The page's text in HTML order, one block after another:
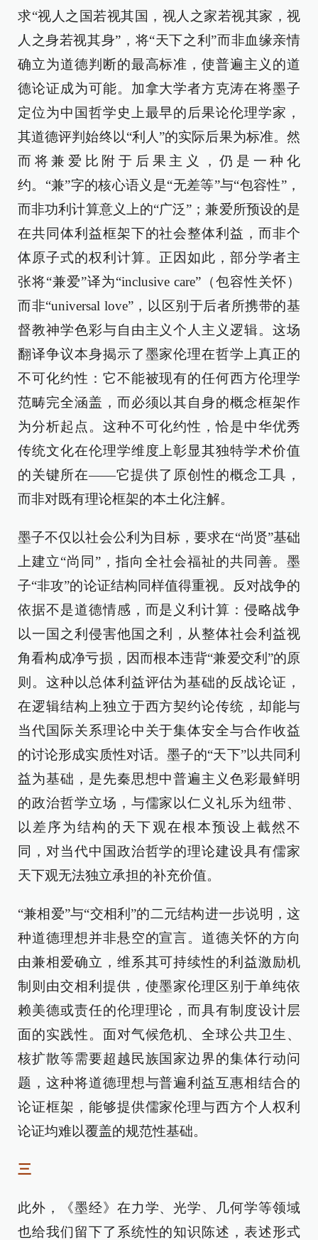
求“视人之国若视其国，视人之家若视其家，视
人之身若视其身”，将“天下之利”而非血缘亲情
确立为道德判断的最高标准，使普遍主义的道
德论证成为可能。加拿大学者方克涛在将墨子
定位为中国哲学史上最早的后果论伦理学家，
其道德评判始终以“利人”的实际后果为标准。然
而将兼爱比附于后果主义，仍是一种化
约。“兼”字的核心语义是“无差等”与“包容性”，
而非功利计算意义上的“广泛”；兼爱所预设的是
在共同体利益框架下的社会整体利益，而非个
体原子式的权利计算。正因如此，部分学者主
张将“兼爱”译为“inclusive care”（包容性关怀）
而非“universal love”，以区别于后者所携带的基
督教神学色彩与自由主义个人主义逻辑。这场
翻译争议本身揭示了墨家伦理在哲学上真正的
不可化约性：它不能被现有的任何西方伦理学
范畴完全涵盖，而必须以其自身的概念框架作
为分析起点。这种不可化约性，恰是中华优秀
传统文化在伦理学维度上彰显其独特学术价值
的关键所在——它提供了原创性的概念工具，
而非对既有理论框架的本土化注解。
墨子不仅以社会公利为目标，要求在“尚贤”基础
上建立“尚同”，指向全社会福祉的共同善。墨
子“非攻”的论证结构同样值得重视。反对战争的
依据不是道德情感，而是义利计算：侵略战争
以一国之利侵害他国之利，从整体社会利益视
角看构成净亏损，因而根本违背“兼爱交利”的原
则。这种以总体利益评估为基础的反战论证，
在逻辑结构上独立于西方契约论传统，却能与
当代国际关系理论中关于集体安全与合作收益
的讨论形成实质性对话。墨子的“天下”以共同利
益为基础，是先秦思想中普遍主义色彩最鲜明
的政治哲学立场，与儒家以仁义礼乐为纽带、
以差序为结构的天下观在根本预设上截然不
同，对当代中国政治哲学的理论建设具有儒家
天下观无法独立承担的补充价值。
“兼相爱”与“交相利”的二元结构进一步说明，这
种道德理想并非悬空的宣言。道德关怀的方向
由兼相爱确立，维系其可持续性的利益激励机
制则由交相利提供，使墨家伦理区别于单纯依
赖美德或责任的伦理理论，而具有制度设计层
面的实践性。面对气候危机、全球公共卫生、
核扩散等需要超越民族国家边界的集体行动问
题，这种将道德理想与普遍利益互惠相结合的
论证框架，能够提供儒家伦理与西方个人权利
论证均难以覆盖的规范性基础。
三
此外，《墨经》在力学、光学、几何学等领域
也给我们留下了系统性的知识陈述，表述形式